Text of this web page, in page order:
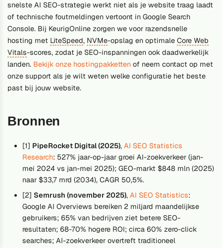
snelste AI SEO-strategie werkt niet als je website traag laadt
of technische foutmeldingen vertoont in Google Search
Console. Bij KeurigOnline zorgen we voor razendsnelle
hosting met LiteSpeed, NVMe-opslag en optimaleCore Web
Vitals-scores, zodat je SEO-inspanningen ook daadwerkelijk
landen. Bekijk onze hostingpakketten of neem contact op met
onze support als je wilt weten welke configuratie het beste
past bij jouw website.
Bronnen
[1] PipeRocket Digital (2025),AI SEO Statistics
Research: 527% jaar-op-jaar groei AI-zoekverkeer (jan-
mei 2024 vs jan-mei 2025); GEO-markt $848 mln (2025)
naar $33,7 mrd (2034), CAGR 50,5%.
[2] Semrush (november 2025),AI SEO Statistics:
Google AI Overviews bereiken 2 miljard maandelijkse
gebruikers; 65% van bedrijven ziet betere SEO-
resultaten; 68-70% hogere ROI; circa 60% zero-click
searches; AI-zoekverkeer overtreft traditioneel